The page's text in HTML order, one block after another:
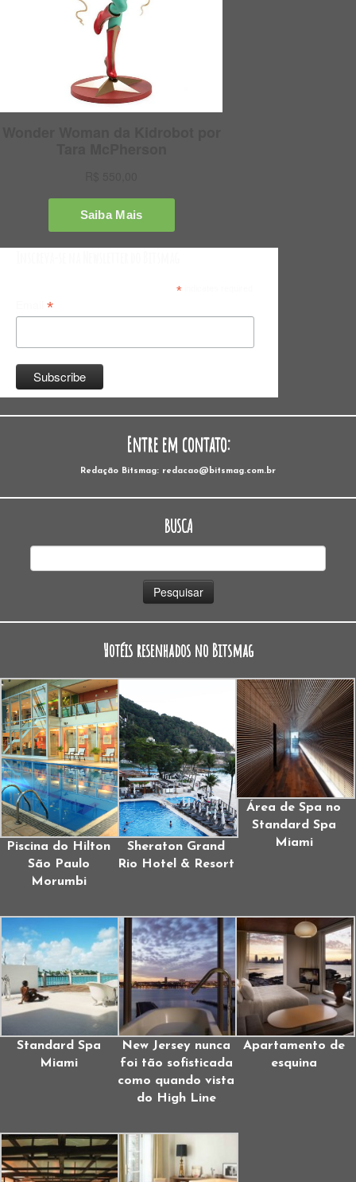
*indicates required
*
Entre em contato:
Redação Bitsmag: redacao@bitsmag.com.br
BUSCA
Hotéis resenhados no Bitsmag
Piscina do Hilton
São Paulo
Morumbi
Sheraton Grand
Rio Hotel & Resort
Área de Spa no
Standard Spa
Miami
Standard Spa
Miami
New Jersey nunca
foi tão sofisticada
como quando vista
do High Line
Apartamento de
esquina